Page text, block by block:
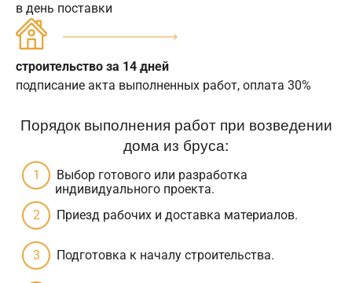
в день поставки
строительство за 14 дней
подписание акта выполненных работ, оплата 30%
Порядок выполнения работ при возведении
дома из бруса:
Выбор готового или разработка
индивидуального проекта.
Приезд рабочих и доставка материалов.
Подготовка к началу строительства.